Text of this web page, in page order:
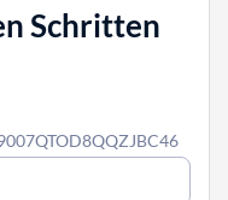
Schritten